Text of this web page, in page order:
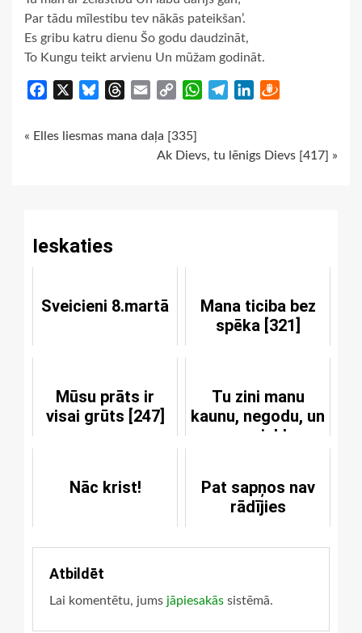
Par tādu mīlestibu tev nākās pateikšan’.
Es gribu katru dienu Šo godu daudzināt,
To Kungu teikt arvienu Un mūžam godināt.
Facebook BlueskyThreads
Email
Copy
WhatsApp
TelegramLinkedIn
Continue
« Elles liesmas mana daļa [335]
Ak Dievs, tu lēnigs Dievs [417] »
Ieskaties
Sveicieni 8.martā
Mana ticiba bez
spēka [321]
Mūsu prāts ir
visai grūts [247]
Tu zini manu
kaunu, negodu, un
apsmieklu
Nāc krist!
Pat sapņos nav
rādījies
Atbildēt
Lai komentētu, jums jāpiesakās sistēmā.